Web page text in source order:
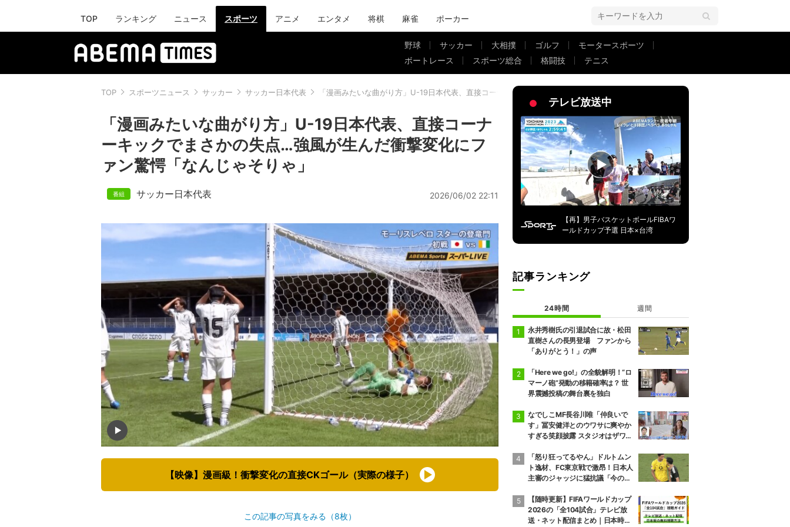
TOP ランキング ニュース スポーツ アニメ エンタメ 将棋 麻雀 ポーカー
野球 サッカー 大相撲 ゴルフ
モータースポーツ
ボートレース
スポーツ総合 格闘技 テニス
TOP スポーツニュース サッカー サッカー日本代表 「漫画みたいな曲がり方」U-19日本代表、直接コーナーキックでまさかの失点…強風が生んだ衝撃変化にファン驚愕「なんじゃそりゃ」
「漫画みたいな曲がり方」U-19日本代表、直接コーナ
ーキックでまさかの失点…強風が生んだ衝撃変化にフ
ァン驚愕「なんじゃそりゃ」
サッカー日本代表 2026/06/02 22:11
【映像】漫画級！衝撃変化の直接CKゴール（実際の様子）
この記事の写真をみる（8枚）
テレビ放送中
【再】男子バスケットボールFIBAワ
ールドカップ予選 日本×台湾
記事ランキング
24時間 週間
永井秀樹氏の引退試合に故・松田
直樹さんの長男登場 ファンから
「ありがとう！」の声
「Here we go!」の全貌解明！“ロ
マーノ砲”発動の移籍確率は？ 世
界震撼投稿の舞台裏を独白
なでしこMF長谷川唯「仲良いで
す」冨安健洋とのウワサに爽やか
すぎる笑顔披露 スタジオはザワザ
「怒り狂ってるやん」ドルトムン
ト逸材、FC東京戦で激昂！日本人
主審のジャッジに猛抗議「今の判
【随時更新】FIFAワールドカップ
2026の「全104試合」テレビ放
送・ネット配信まとめ｜日本時間